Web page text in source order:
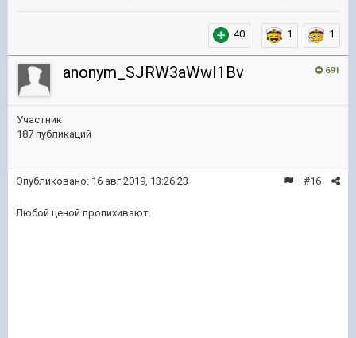
40 1 1
691
anonym_SJRW3aWwI1Bv
Участник
187 публикаций
#16
Опубликовано: 16 авг 2019, 13:26:23
Любой ценой пропихивают.